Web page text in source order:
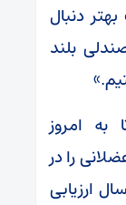
دنبال
بلند
به امروز
را در
رابطه با طول عمر در زنان بالای ۶۰ سال ارزیابی